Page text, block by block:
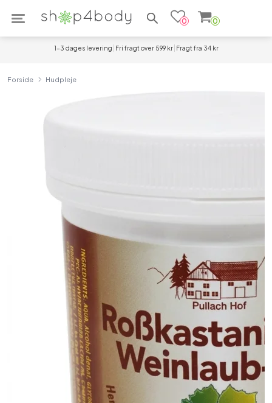
Søg efter produkter
0 0
1-3 dages levering Fri fragt over 599 kr Fragt fra 34 kr
Forside Hudpleje